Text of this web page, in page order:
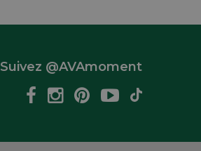
Suivez @AVAmoment